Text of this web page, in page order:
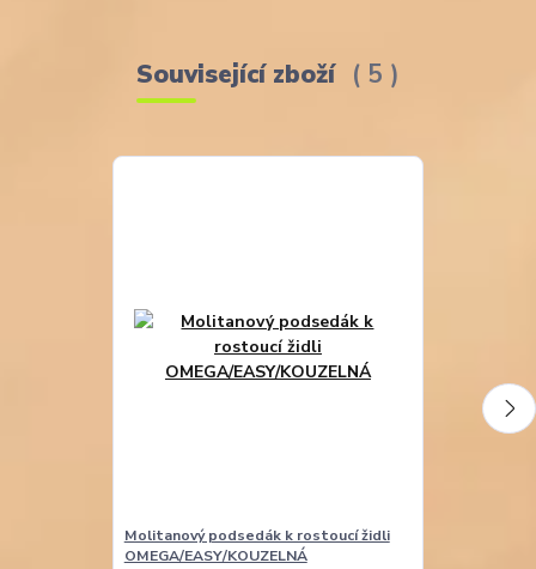
Související zboží 5
Molitanový podsedák k rostoucí židli
OMEGA/EASY/KOUZELNÁ